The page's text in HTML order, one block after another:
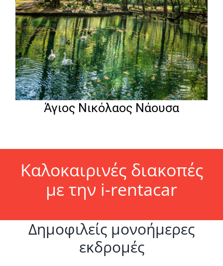
Άγιος Νικόλαος Νάουσα
Καλοκαιρινές διακοπές
με την i-rentacar
Δημοφιλείς μονοήμερες
εκδρομές